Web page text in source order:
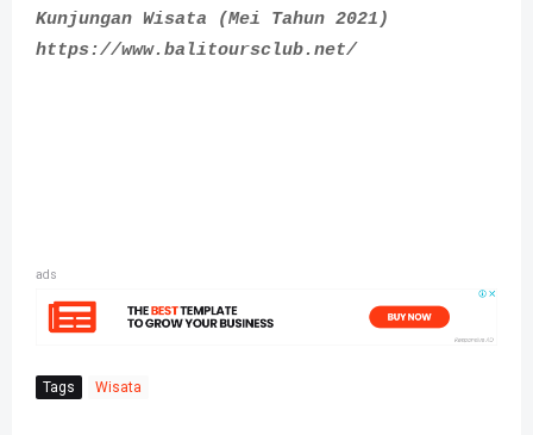
Kunjungan Wisata (Mei Tahun 2021)
https://www.balitoursclub.net/
ads
Tags Wisata